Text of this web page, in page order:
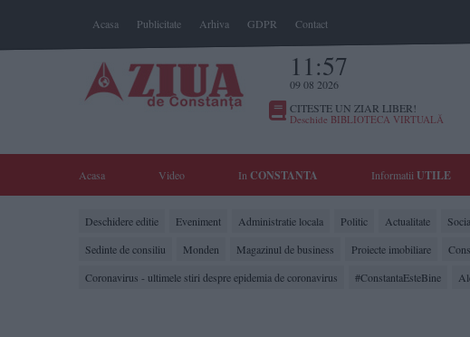
Acasa Publicitate Arhiva GDPR Contact
11:57
09 08 2026
CITESTE UN ZIAR LIBER!
Deschide BIBLIOTECA VIRTUALĂ
Acasa Video In CONSTANTA Informatii UTILE
Deschidere editie Eveniment Administratie locala Politic Actualitate
Sedinte de consiliu
Monden Magazinul de business Proiecte imobiliare
Coronavirus - ultimele stiri despre epidemia de coronavirus
#ConstantaEsteBine